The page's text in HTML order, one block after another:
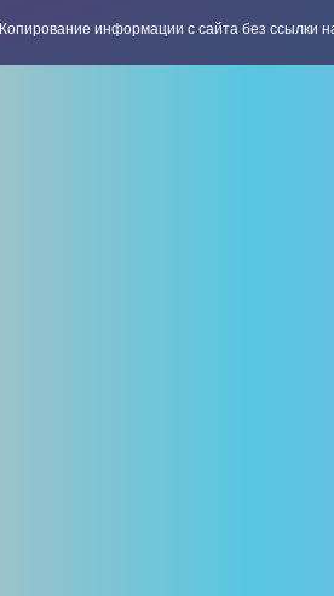
Копирование информации с сайта без ссылки